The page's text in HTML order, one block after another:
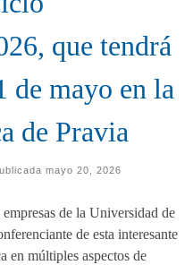
que tendrá
de mayo en la
de Pravia
mayo 20, 2026
de la Universidad de
de esta interesante
en múltiples aspectos de